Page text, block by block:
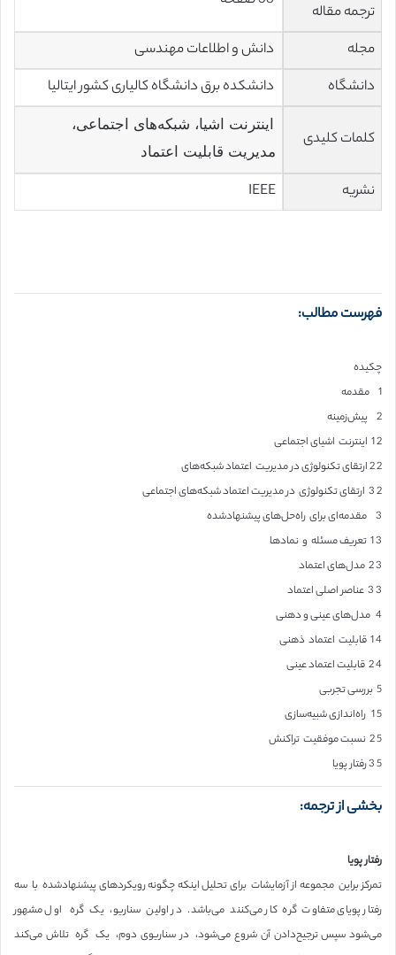
ترجمه مقاله
مجله دانش و اطلاعاتمهندسی
دانشگاه
دانشکده برق دانشگاه کالیاری کشور ایتالیا
کلمات کلیدی
اینترنت اشیا، شبکه‌های اجتماعی،
مدیریت قابلیت اعتماد
نشریه IEEE
فهرست مطالب:
چکیده
1 مقدمه
2 پیش‌زمینه
2 1 اینترنت اشیای اجتماعی
2 2 ارتقای تکنولوژی در مدیریت اعتماد شبکه‌های
2 3 ارتقای تکنولوژی در مدیریت اعتماد شبکه‌های اجتماعی
3 مقدمه‌ای برای راه‌حل‌های پیشنهادشده
3 1 تعریف مسئله و نمادها
3 2 مدل‌های اعتماد
3 3 عناصر اصلی اعتماد
4 مدل‌های عینی و دهنی
4 1 قابلیت اعتماد ذهنی
4 2 قابلیت اعتماد عینی
5 بررسی تجربی
5 1 راه‌اندازی شبیه‌سازی
5 2 نسبت موفقیت تراکنش
5 3 رفتار پویا
بخشی از ترجمه:
رفتار پویا
تمرکز براین مجموعه از آزمایشات برای تحلیل اینکه چگونه رویکردهای پیشنهادشده با سه
رفتار پویای متفاوت گره کار می‌کنند می‌باشد. در اولین سناریو، یک گره اول مشهور
می‌شود سپس ترجیح‌دادن آن شروع می‌شود، در سناریوی دوم، یک گره تلاش می‌کند